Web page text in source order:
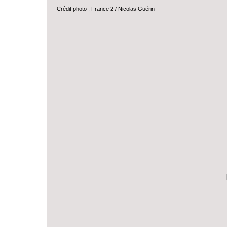
Crédit photo : France 2 / Nicolas Guérin